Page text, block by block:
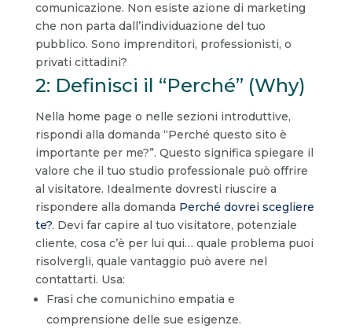
comunicazione. Non esiste azione di marketing
che non parta dall’individuazione del tuo
pubblico. Sono imprenditori, professionisti, o
privati cittadini?
2: Definisci il “Perché” (Why)
Nella home page o nelle sezioni introduttive,
rispondi alla domanda “Perché questo sito è
importante per me?”. Questo significa spiegare il
valore che il tuo studio professionale può offrire
al visitatore. Idealmente dovresti riuscire a
rispondere alla domanda Perché dovrei scegliere
te?. Devi far capire al tuo visitatore, potenziale
cliente, cosa c’è per lui qui… quale problema puoi
risolvergli, quale vantaggio può avere nel
contattarti. Usa:
Frasi che comunichino empatia e
comprensione delle sue esigenze.